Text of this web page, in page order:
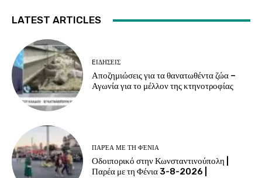
LATEST ARTICLES
EΙΔΗΣΕΙΣ
Αποζημιώσεις για τα θανατωθέντα ζώα –
Αγωνία για το μέλλον της κτηνοτροφίας
ΠΑΡΈΑ ΜΕ ΤΗ ΦΈΝΙΑ
Οδοιπορικό στην Κωνσταντινούπολη |
Παρέα με τη Φένια 3-8-2026 |